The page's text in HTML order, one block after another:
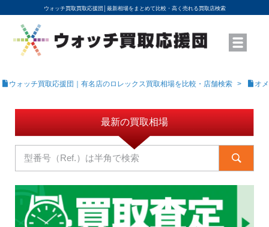
ウォッチ買取買取応援団│ 最新相場をまとめて比較・高く売れる買取店検索
YouTubeで動画を公開中
ROLEXモデル名から買取相場を調べる
高級時計ブランド名から買取相場を調べる
地域から買取店を探す
店舗名から買取店を探す
ブランド時計を高く売る方法
買取査定を依頼する
ウォッチ買取応援団｜有名店のロレックス買取相場を比較・店舗検索 オ
最新の買取相場